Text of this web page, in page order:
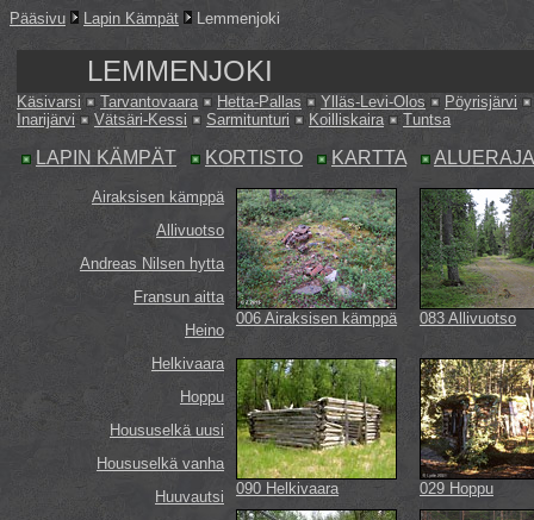
Pääsivu Lapin Kämpät Lemmenjoki
LEMMENJOKI
Käsivarsi Tarvantovaara Hetta-Pallas Ylläs-Levi-Olos
Pöyrisjärvi
Inarijärvi
Vätsäri-Kessi Sarmitunturi Koilliskaira Tuntsa
LAPIN KÄMPÄT KORTISTO KARTTA
Airaksisen kämppä
Allivuotso
Andreas Nilsen hytta
Fransun aitta
Heino
Helkivaara
Hoppu
Housuselkä uusi
Housuselkä vanha
Huuvautsi
006 Airaksisen kämppä 083 Allivuotso
090 Helkivaara 029 Hoppu